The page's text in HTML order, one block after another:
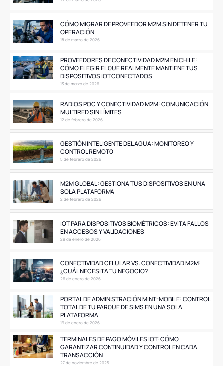
CÓMO MIGRAR DE PROVEEDOR M2M SIN DETENER TU
OPERACIÓN
18 de marzo de 2026
PROVEEDORES DE CONECTIVIDAD M2M EN CHILE:
CÓMO ELEGIR EL QUE REALMENTE MANTIENE TUS
DISPOSITIVOS IOT CONECTADOS
13 de marzo de 2026
RADIOS POC Y CONECTIVIDAD M2M: COMUNICACIÓN
MULTIRED SIN LÍMITES
12 de febrero de 2026
GESTIÓN INTELIGENTE DEL AGUA: MONITOREO Y
CONTROL REMOTO
5 de febrero de 2026
M2M GLOBAL: GESTIONA TUS DISPOSITIVOS EN UNA
SOLA PLATAFORMA
2 de febrero de 2026
IOT PARA DISPOSITIVOS BIOMÉTRICOS: EVITA FALLOS
EN ACCESOS Y VALIDACIONES
29 de enero de 2026
CONECTIVIDAD CELULAR VS. CONECTIVIDAD M2M:
¿CUÁL NECESITA TU NEGOCIO?
26 de enero de 2026
PORTAL DE ADMINISTRACIÓN MINT-MOBILE: CONTROL
TOTAL DE TU PARQUE DE SIMS EN UNA SOLA
PLATAFORMA
19 de enero de 2026
TERMINALES DE PAGO MÓVILES IOT: CÓMO
GARANTIZAR CONTINUIDAD Y CONTROL EN CADA
TRANSACCIÓN
27 de noviembre de 2025